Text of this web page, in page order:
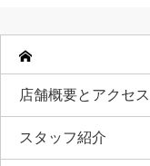
店舗概要とアクセス
スタッフ紹介